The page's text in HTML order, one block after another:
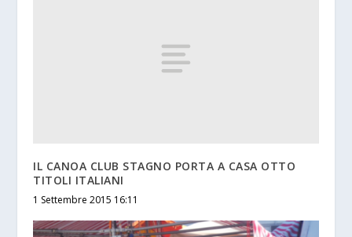
IL CANOA CLUB STAGNO PORTA A CASA OTTO
TITOLI ITALIANI
1 Settembre 2015 16:11